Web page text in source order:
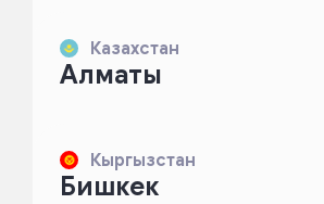
Казахстан
Алматы
Кыргызстан
Бишкек